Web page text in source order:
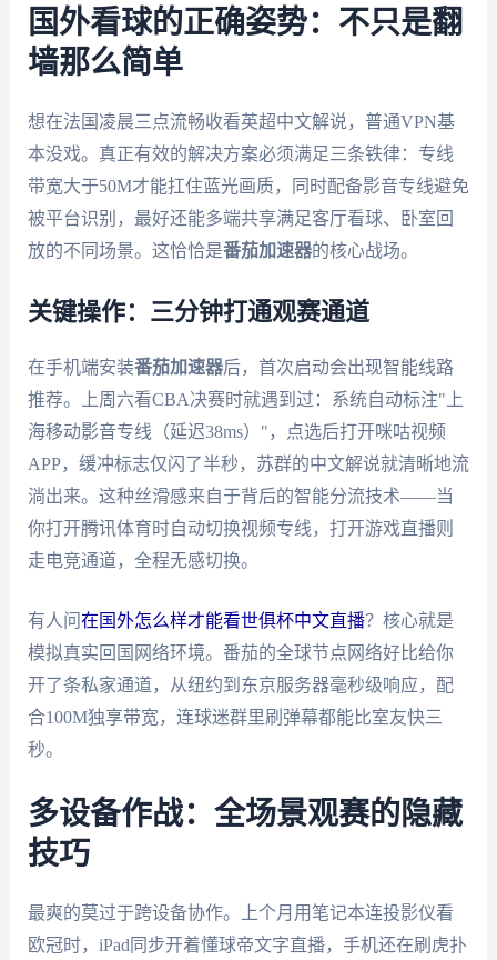
国外看球的正确姿势：不只是翻
墙那么简单
想在法国凌晨三点流畅收看英超中文解说，普通VPN基
本没戏。真正有效的解决方案必须满足三条铁律：专线
带宽大于50M才能扛住蓝光画质，同时配备影音专线避免
被平台识别，最好还能多端共享满足客厅看球、卧室回
放的不同场景。这恰恰是番茄加速器的核心战场。
关键操作：三分钟打通观赛通道
在手机端安装番茄加速器后，首次启动会出现智能线路
推荐。上周六看CBA决赛时就遇到过：系统自动标注"上
海移动影音专线（延迟38ms）"，点选后打开咪咕视频
APP，缓冲标志仅闪了半秒，苏群的中文解说就清晰地流
淌出来。这种丝滑感来自于背后的智能分流技术——当
你打开腾讯体育时自动切换视频专线，打开游戏直播则
走电竞通道，全程无感切换。
有人问 在国外怎么样才能看世俱杯中文直播？核心就是
模拟真实回国网络环境。番茄的全球节点网络好比给你
开了条私家通道，从纽约到东京服务器毫秒级响应，配
合100M独享带宽，连球迷群里刷弹幕都能比室友快三
秒。
多设备作战：全场景观赛的隐藏
技巧
最爽的莫过于跨设备协作。上个月用笔记本连投影仪看
欧冠时，iPad同步开着懂球帝文字直播，手机还在刷虎扑